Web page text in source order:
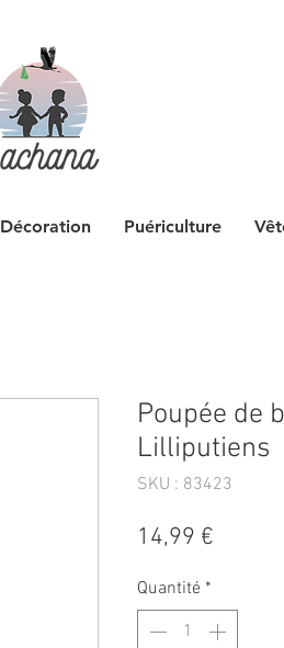
Décoration Puériculture
Poupée de
Lilliputiens
SKU : 83423
14,99 €
Quantité *